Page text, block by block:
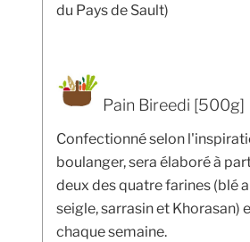
du Pays de Sault)
Pain Bireedi [500g]
Confectionné selon
boulanger, sera élaboré à
deux des quatre farines (blé
seigle, sarrasin et Khorasan)
chaque semaine.